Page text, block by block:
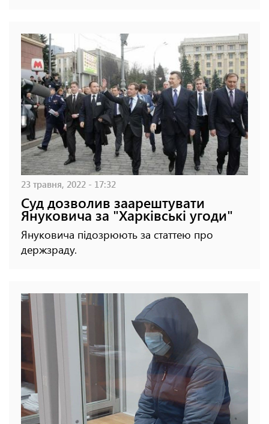
23 травня, 2022 - 17:32
Суд дозволив заарештувати
Януковича за "Харківські угоди"
Януковича підозрюють за статтею про
держзраду.